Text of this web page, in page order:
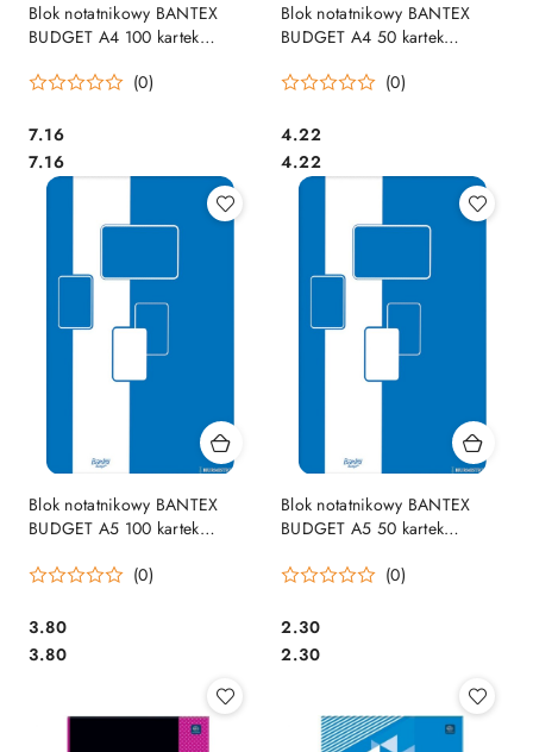
Blok notatnikowy BANTEX
BUDGET A4 100 kartek
(0)
Cena:
7.16
Cena:
7.16
Blok notatnikowy BANTEX
BUDGET A4 50 kartek
(0)
Cena:
4.22
Cena:
4.22
Blok notatnikowy BANTEX
BUDGET A5 100 kartek
(0)
Cena:
3.80
Cena:
3.80
Blok notatnikowy BANTEX
BUDGET A5 50 kartek
(0)
Cena:
2.30
Cena:
2.30